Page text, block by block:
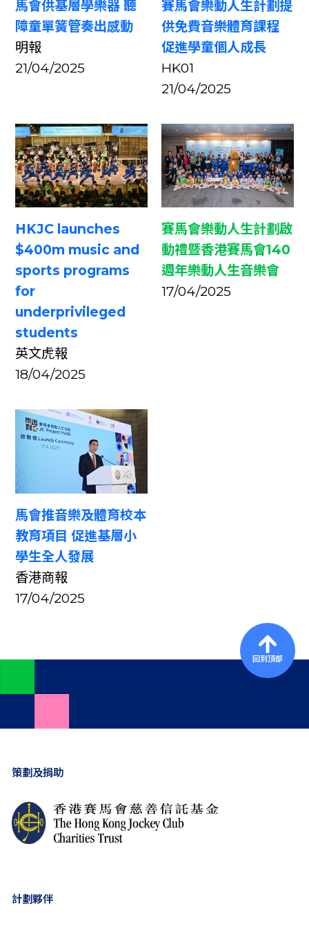
回到頂部
馬會供基層學樂器 聽
障童單簧管奏出感動
明報
21/04/2025
賽馬會樂動人生計劃提
供免費音樂體育課程
促進學童個人成長
HK01
21/04/2025
HKJC launches
$400m music and
sports programs
for
underprivileged
students
英文虎報
18/04/2025
賽馬會樂動人生計劃啟
動禮暨香港賽馬會140
週年樂動人生音樂會
17/04/2025
馬會推音樂及體育校本
教育項目 促進基層小
學生全人發展
香港商報
17/04/2025
策劃及捐助
計劃夥伴